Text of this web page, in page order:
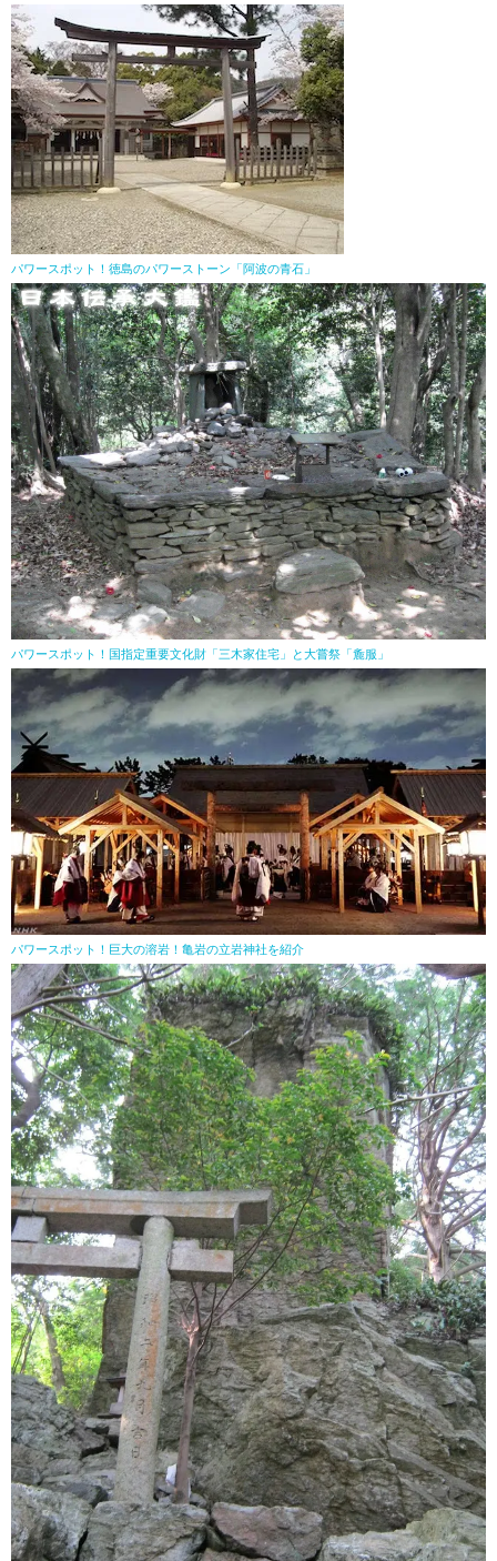
パワースポット！徳島のパワーストーン「阿波の青石」
パワースポット！国指定重要文化財「三木家住宅」と大嘗祭「麁服」
パワースポット！巨大の溶岩！亀岩の立岩神社を紹介